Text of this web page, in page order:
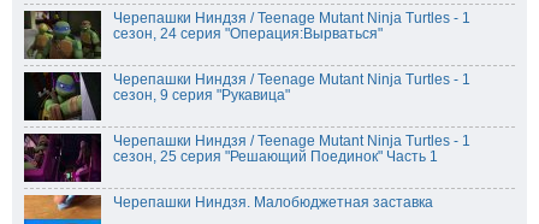
Черепашки Ниндзя / Teenage Mutant Ninja Turtles - 1
сезон, 24 серия "Операция:Вырваться"
Черепашки Ниндзя / Teenage Mutant Ninja Turtles - 1
сезон, 9 серия "Рукавица"
Черепашки Ниндзя / Teenage Mutant Ninja Turtles - 1
сезон, 25 серия "Решающий Поединок" Часть 1
Черепашки Ниндзя. Малобюджетная заставка